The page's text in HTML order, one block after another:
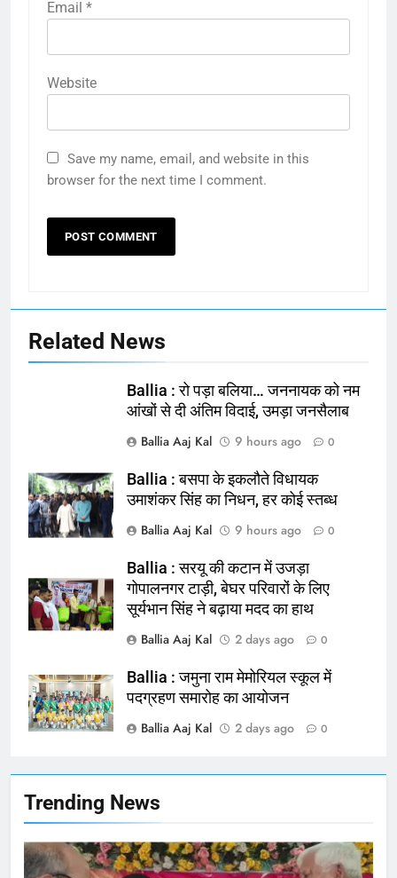
Trending News
164
Ballia : न्याय की मांग: सड़क पर उतरे
NATIONAL बलिया
165
बलिया को मिलेगी नई ट्रेन की सौगात
NATIONAL
166
Ballia : कर्ज के बोझ तले दबे कारोबारी ने
Email *
Website
Save my name, email, and website in this
browser for the next time I comment.
Related News
Ballia : रो पड़ा बलिया… जननायक को नम
आंखों से दी अंतिम विदाई, उमड़ा जनसैलाब
Ballia Aaj Kal
9 hours ago 0
Ballia : बसपा के इकलौते विधायक
उमाशंकर सिंह का निधन, हर कोई स्तब्ध
Ballia Aaj Kal
9 hours ago 0
Ballia : सरयू की कटान में उजड़ा
गोपालनगर टाड़ी, बेघर परिवारों के लिए
सूर्यभान सिंह ने बढ़ाया मदद का हाथ
Ballia Aaj Kal
2 days ago 0
Ballia : जमुना राम मेमोरियल स्कूल में
पदग्रहण समारोह का आयोजन
Ballia Aaj Kal
2 days ago 0